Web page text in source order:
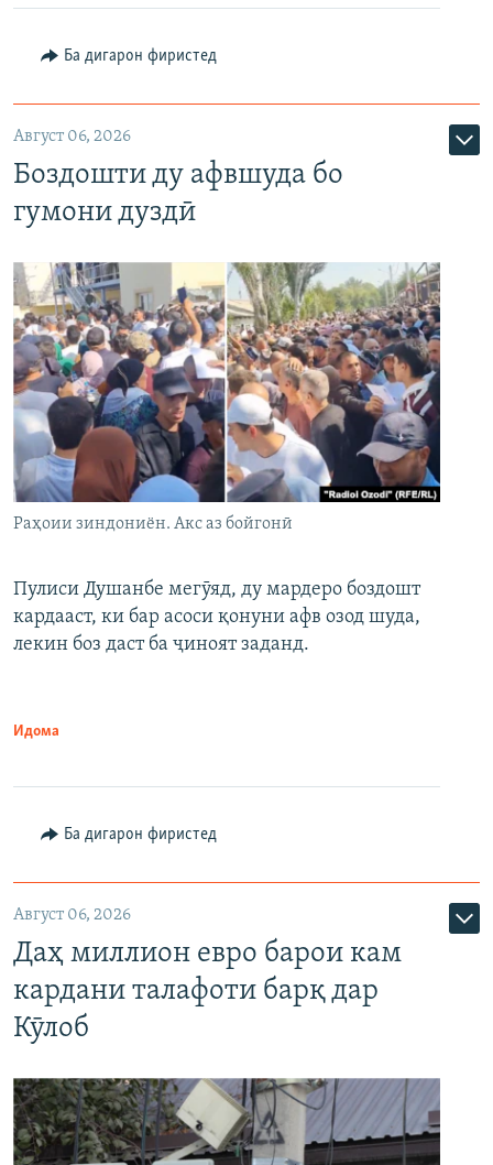
Ба дигарон фиристед
Август 06, 2026
Боздошти ду афвшуда бо
гумони дуздӣ
Раҳоии зиндониён. Акс аз бойгонӣ
Пулиси Душанбе мегӯяд, ду мардеро боздошт
кардааст, ки бар асоси қонуни афв озод шуда,
лекин боз даст ба ҷиноят заданд.
Идома
Ба дигарон фиристед
Август 06, 2026
Даҳ миллион евро барои кам
кардани талафоти барқ дар
Кӯлоб